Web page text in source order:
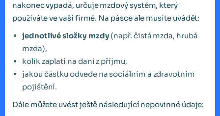
nakonec vypadá, určuje mzdový systém, který
používáte ve vaší firmě. Na pásce ale musíte uvádět:
jednotlivé složky mzdy(např. čistá mzda, hrubá
mzda),
kolik zaplatí na dani z příjmu,
jakou částku odvede na sociálním a zdravotním
pojištění.
Dále můžete uvést ještě následující nepovinné údaje: